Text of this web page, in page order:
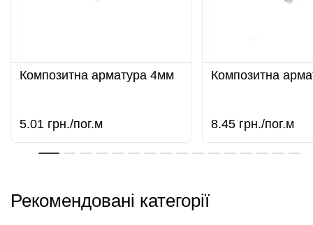
Композитна арматура 4мм
5.01 грн./пог.м
Композитна
8.45грн./пог.м
Рекомендовані категорії